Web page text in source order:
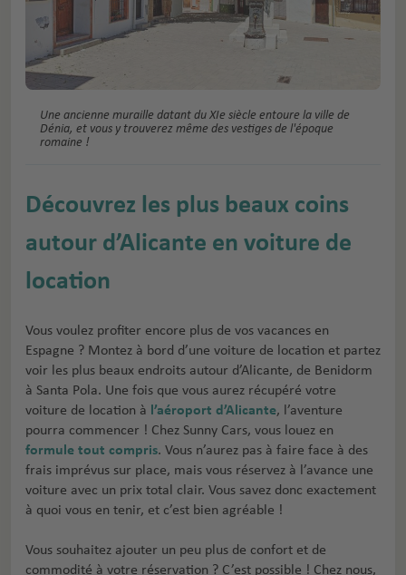
Une ancienne muraille datant du XIe siècle entoure la ville de
Dénia, et vous y trouverez même des vestiges de l'époque
romaine !
Découvrez les plus beaux coins
autour d’Alicante en voiture de
location
Vous voulez profiter encore plus de vos vacances en
Espagne ? Montez à bord d’une voiture de location et partez
voir les plus beaux endroits autour d’Alicante, de Benidorm
à Santa Pola. Une fois que vous aurez récupéré votre
voiture de location à l’aéroport d’Alicante, l’aventure
pourra commencer ! Chez Sunny Cars, vous louez en
formule tout compris. Vous n’aurez pas à faire face à des
frais imprévus sur place, mais vous réservez à l’avance une
voiture avec un prix total clair. Vous savez donc exactement
à quoi vous en tenir, et c’est bien agréable !
Vous souhaitez ajouter un peu plus de confort et de
commodité à votre réservation ? C’est possible ! Chez nous,